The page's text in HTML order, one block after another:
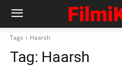
Tags Haarsh
Tag: Haarsh